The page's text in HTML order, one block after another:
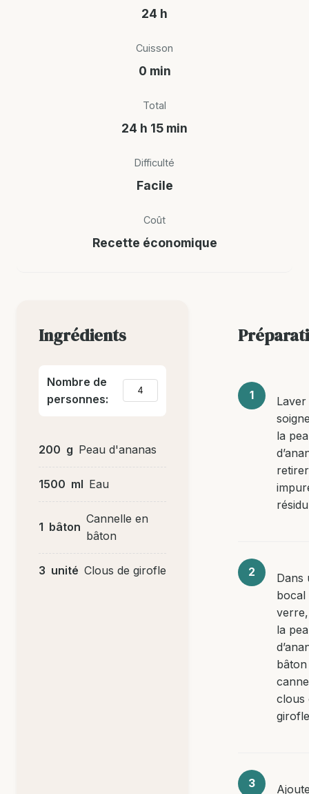
24 h
Cuisson
0 min
Total
24 h 15 min
Difficulté
Facile
Coût
Recette économique
Ingrédients
Nombre de
personnes:
200 g Peau d'ananas
1500 ml Eau
1 bâton
Cannelle en
bâton
3 unité Clous de girofle
Laver
la
Dans
bocal
la
clous